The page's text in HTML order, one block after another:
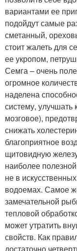
вариантами ее
подойдут самые
сметанный,
стоит жалеть для
ее укропом,
Семга – очень
огромное
наделена
систему,
мозговое),
снижать
благоприятное
щитовидную
наиболее
не в
водоемах. Самое
замечательной
тепловой
может утратить
свойств. Как